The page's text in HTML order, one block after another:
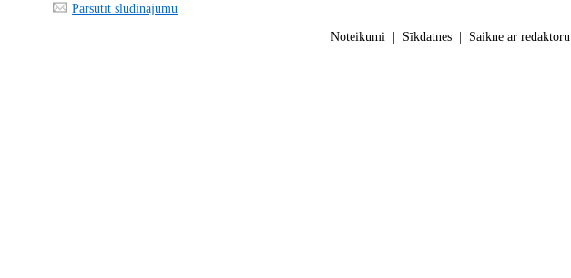
Pārsūtīt sludinājumu
Noteikumi Sīkdatnes Saikne ar redaktoru